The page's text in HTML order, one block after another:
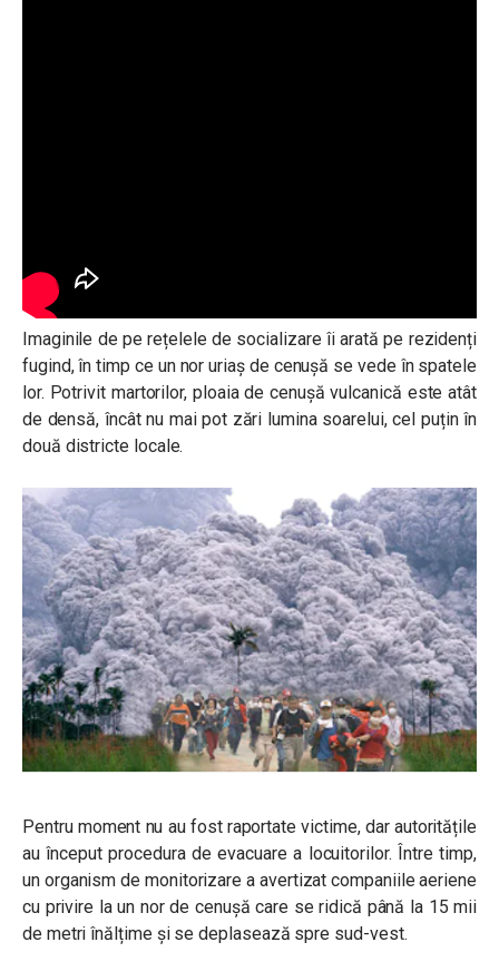
Imaginile de pe rețelele de socializare îi arată pe rezidenți
fugind, în timp ce un nor uriaș de cenușă se vede în spatele
lor. Potrivit martorilor, ploaia de cenușă vulcanică este atât
de densă, încât nu mai pot zări lumina soarelui, cel puțin în
două districte locale.
Pentru moment nu au fost raportate victime, dar autoritățile
au început procedura de evacuare a locuitorilor. Între timp,
un organism de monitorizare a avertizat companiile aeriene
cu privire la un nor de cenușă care se ridică până la 15 mii
de metri înălțime și se deplasează spre sud-vest.